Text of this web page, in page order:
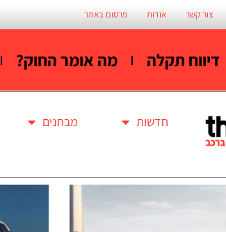
צור קשר אודות פרסום באתר
דיווח תקלה מה אומר החוק?
חדשות מבחנים